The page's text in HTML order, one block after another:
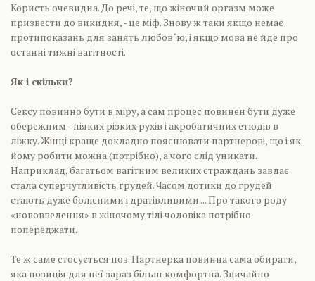
Користь очевидна. До речі, те, що жіночий оргазм може
призвести до викидня, - це міф. Знову ж таки якщо немає
протипоказань для занять любов´ю, і якщо мова не йде про
останні тижні вагітності.
Як і скільки?
Сексу повинно бути в міру, а сам процес повинен бути дуже
обережним - ніяких різких рухів і акробатичних етюдів в
ліжку. Жінці краще докладно пояснювати партнерові, що і як
йому робити можна (потрібно), а чого слід уникати.
Наприклад, багатьом вагітним великих страждань завдає
стала суперчутливість грудей. Часом дотики до грудей
стають дуже болісними і дратівливими ... Про такого роду
«нововведення» в жіночому тілі чоловіка потрібно
попереджати.
Те ж саме стосується поз. Партнерка повинна сама обирати,
яка позиція для неї зараз більш комфортна. Звичайно